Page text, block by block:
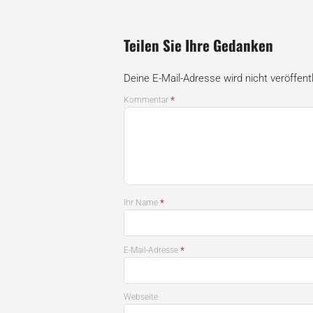
Teilen Sie Ihre Gedanken
Deine E-Mail-Adresse wird nicht
Kommentar*
Ihr Name*
E-Mail-Adresse*
Webseite